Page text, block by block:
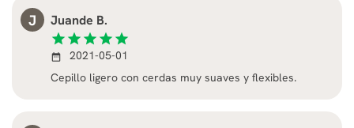
J Juande B.
star star star star star
date_range
2021-05-01
Cepillo ligero con cerdas muy suaves y flexibles.